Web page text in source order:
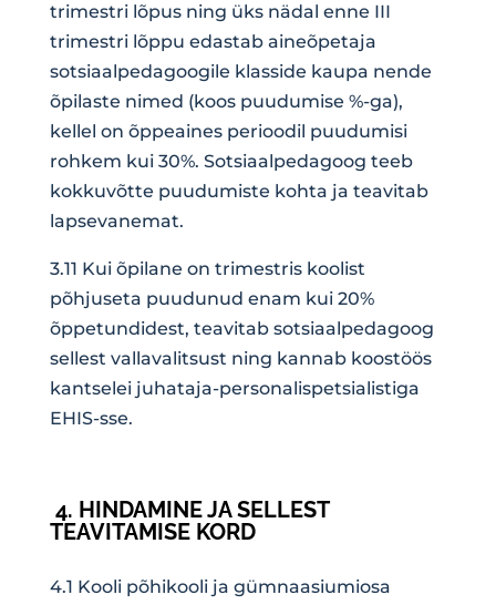
trimestri lõpus ning üks nädal enne III
trimestri lõppu edastab aineõpetaja
sotsiaalpedagoogile klasside kaupa nende
õpilaste nimed (koos puudumise %-ga),
kellel on õppeaines perioodil puudumisi
rohkem kui 30%. Sotsiaalpedagoog teeb
kokkuvõtte puudumiste kohta ja teavitab
lapsevanemat.
3.11 Kui õpilane on trimestris koolist
põhjuseta puudunud enam kui 20%
õppetundidest, teavitab sotsiaalpedagoog
sellest vallavalitsust ning kannab koostöös
kantselei juhataja-personalispetsialistiga
EHIS-sse.
4. HINDAMINE JA SELLEST
TEAVITAMISE KORD
4.1 Kooli põhikooli ja gümnaasiumiosa